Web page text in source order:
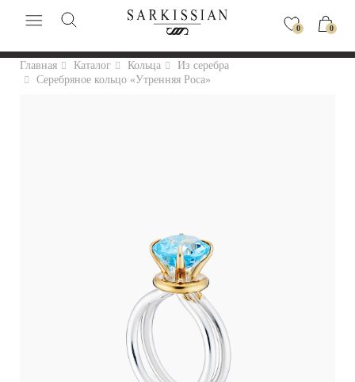
0 0
Главная Каталог Кольца
Из серебра
Серебряное кольцо «Утренняя Роса»